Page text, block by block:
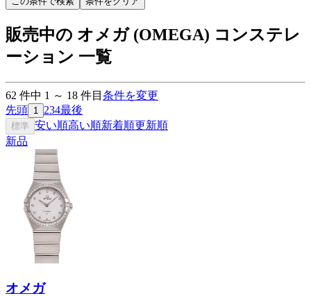
販売中の オメガ (OMEGA) コンステレ
ーション 一覧
62 件中 1 ～ 18 件目 条件を変更
先頭 1 234最後
標準 安い順高い順新着順更新順
新品
オメガ